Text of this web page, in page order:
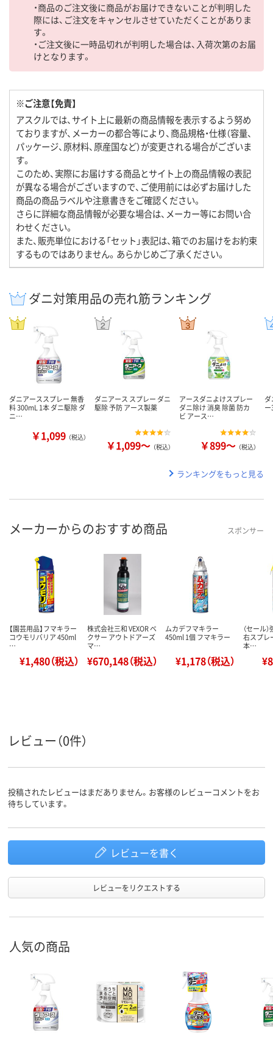
・商品のご注文後に商品がお届けできないことが判明した
際には、ご注文をキャンセルさせていただくことがありま
す。
・ご注文後に一時品切れが判明した場合は、入荷次第のお届
けとなります。
※ご注意【免責】
アスクルでは、サイト上に最新の商品情報を表示するよう努め
ておりますが、メーカーの都合等により、商品規格・仕様（容量、
パッケージ、原材料、原産国など）が変更される場合がございま
す。
このため、実際にお届けする商品とサイト上の商品情報の表記
が異なる場合がございますので、ご使用前には必ずお届けした
商品の商品ラベルや注意書きをご確認ください。
さらに詳細な商品情報が必要な場合は、メーカー等にお問い合
わせください。
また、販売単位における「セット」表記は、箱でのお届けをお約束
するものではありません。あらかじめご了承ください。
ダニ対策用品の売れ筋ランキング
ダニアーススプレー 無香
料 300mL 1本 ダニ駆除 ダ
ニ…
￥1,099 （税込）
ダニアース スプレー ダニ
駆除 予防 アース製薬
￥1,099～ （税込）
アースダニよけスプレー
ダニ除け 消臭 除菌 防カ
ビ アース…
￥899～ （税込）
ランキングをもっと見る
メーカーからのおすすめ商品 スポンサー
【園芸用品】フマキラー
コウモリバリア 450ml
…
¥1,480（税込）
株式会社三和 VEXOR ベ
クサー アウトドアーズ
マ…
¥670,148（税込）
ムカデフマキラー
450ml 1個 フマキラー
¥1,178（税込）
（セール
右スプレ
本…
レビュー（0件）
投稿されたレビューはまだありません。お客様のレビューコメントをお
待ちしています。
レビューを書く
レビューをリクエストする
人気の商品